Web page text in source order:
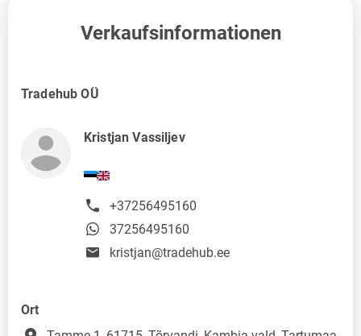
Verkaufsinformationen
Tradehub OÜ
Kristjan Vassiljev
+37256495160
37256495160
kristjan@tradehub.ee
Ort